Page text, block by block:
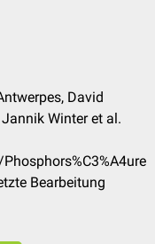
David
Winter et al.
Bearbeitung